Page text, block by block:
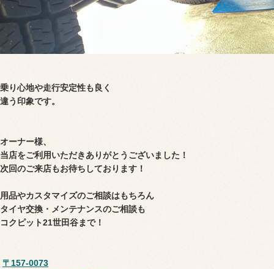
乗り心地や走行安定性も良く
違う印象です。
オーナー様、
当店をご利用いただきありがとうございました！
次回のご来店もお待ちしております！
用品やカスタマイズのご相談はもちろん
タイヤ交換・メンテナンスのご相談も
コクピット21世田谷まで！
〒157-0073